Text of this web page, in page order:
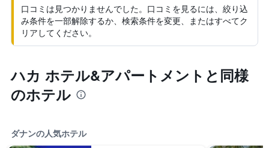
口コミは見つかりませんでした。口コミを見るには、絞り込
み条件を一部解除するか、検索条件を変更、またはすべてク
リアしてください。
ハカ ホテル&アパートメントと同様
のホテル
ダナンの人気ホテル